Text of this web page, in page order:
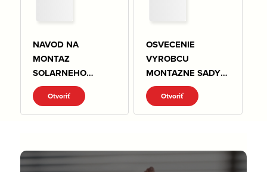
NAVOD NA
MONTAZ
SOLARNEHO
SYSTEMU.pdf
Otvoriť
OSVECENIE
VYROBCU
MONTAZNE SADY
CS150 CS250
OD2020.pdf
Otvoriť